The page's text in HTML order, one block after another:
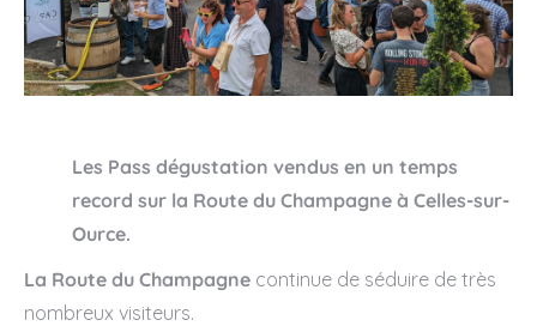
Les Pass dégustation vendus en un temps
record sur la Route du Champagne à Celles-sur-
Ource.
La Route du Champagne continue de séduire de très
nombreux visiteurs.